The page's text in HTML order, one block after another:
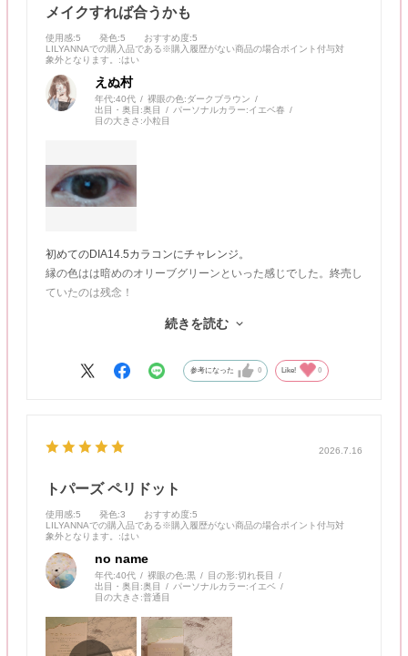
メイクすれば合うかも
使用感:5 発色:5 おすすめ度:5
LILYANNAでの購入品である※購入履歴がない商品の場合ポイント付与対
象外となります。
:はい
えぬ村
年代:40代 裸眼の色:ダークブラウン
出目・奥目:奥目 パーソナルカラー:イエベ春
目の大きさ:小粒目
初めてのDIA14.5カラコンにチャレンジ。
縁の色はは暗めのオリーブグリーンといった感じでした。終売し
ていたのは残念！
度いいかもしれないですね。続きを読む
参考になった 0 Like! 0
2026.7.16
トパーズ ペリドット
使用感:5 発色:3 おすすめ度:5
LILYANNAでの購入品である※購入履歴がない商品の場合ポイント付与対
象外となります。
:はい
no name
年代:40代 裸眼の色:黒 目の形:切れ長目
出目・奥目:奥目 パーソナルカラー:イエベ
目の大きさ:普通目